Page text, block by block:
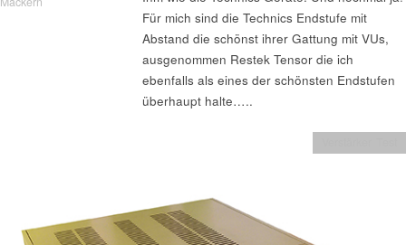
Für mich sind die Technics Endstufe mit
Abstand die schönst ihrer Gattung mit VUs,
ausgenommen Restek Tensor die ich
ebenfalls als eines der schönsten Endstufen
überhaupt halte…..